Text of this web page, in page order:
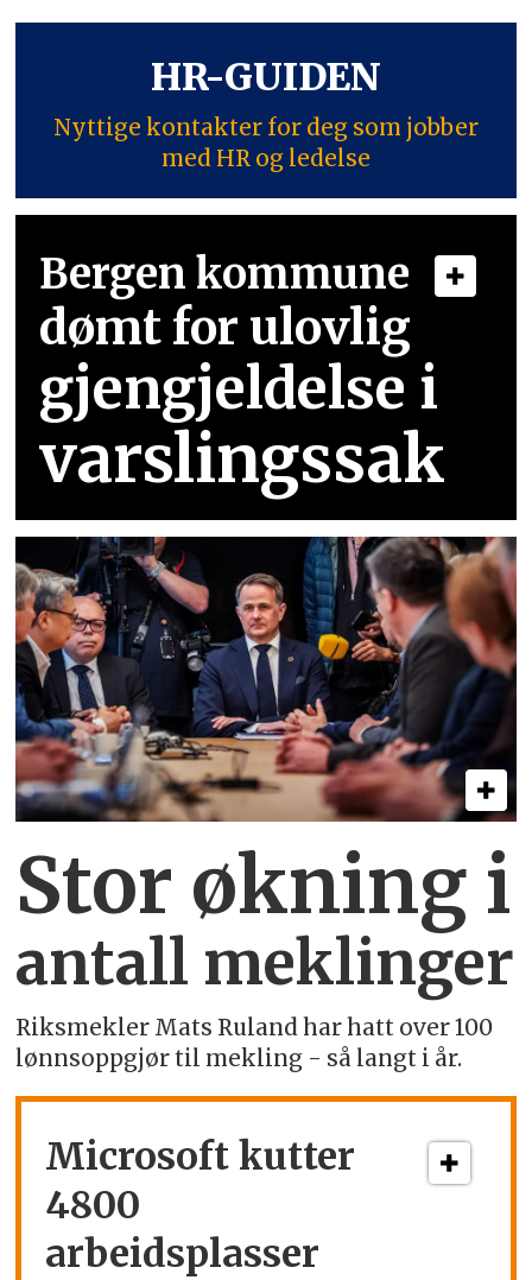
HR-GUIDEN
Nyttige kontakter for deg som jobber
med HR og ledelse
Bergen kommune
dømt for ulovlig
gjengjeldelse i
varslingssak
Stor økning i
antall meklinger
Riksmekler Mats Ruland har hatt over 100
lønnsoppgjør til mekling - så langt i år.
Microsoft kutter
4800
arbeidsplasser